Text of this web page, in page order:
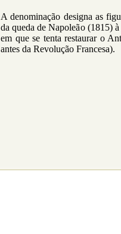
A denominação designa as
da queda de Napoleão (1815)
em que se tenta restaurar o
antes da Revolução Francesa).